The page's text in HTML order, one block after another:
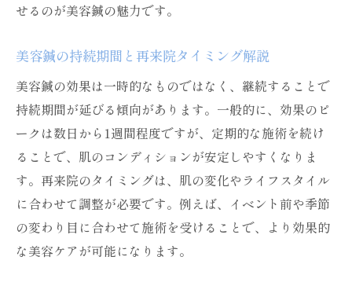
せるのが美容鍼の魅力です。
美容鍼の持続期間と再来院タイミング解説
美容鍼の効果は一時的なものではなく、継続することで
持続期間が延びる傾向があります。一般的に、効果のピ
ークは数日から1週間程度ですが、定期的な施術を続け
ることで、肌のコンディションが安定しやすくなりま
す。再来院のタイミングは、肌の変化やライフスタイル
に合わせて調整が必要です。例えば、イベント前や季節
の変わり目に合わせて施術を受けることで、より効果的
な美容ケアが可能になります。